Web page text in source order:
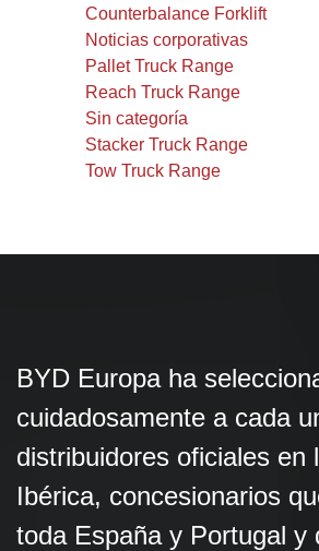
Counterbalance Forklift
Noticias corporativas
Pallet Truck Range
Reach Truck Range
Sin categoría
Stacker Truck Range
Tow Truck Range
BYD Europa ha
cuidadosamente a cada
distribuidores oficiales en
Ibérica, concesionarios
toda España y Portugal y